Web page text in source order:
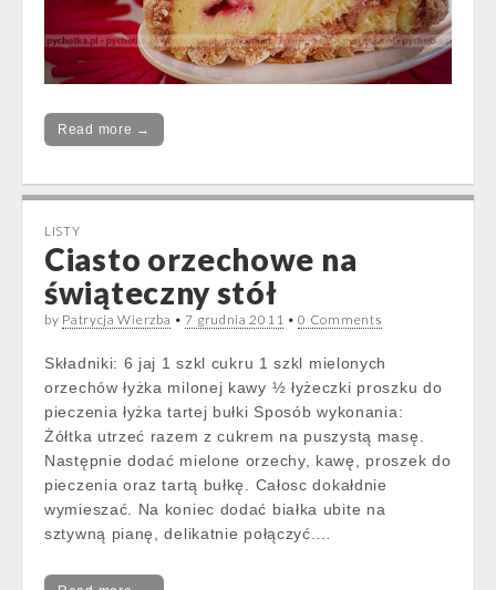
Read more →
LISTY
Ciasto orzechowe na
świąteczny stół
by Patrycja Wierzba •7 grudnia 2011 •0 Comments
Składniki: 6 jaj 1 szkl cukru 1 szkl mielonych
orzechów łyżka milonej kawy ½ łyżeczki proszku do
pieczenia łyżka tartej bułki Sposób wykonania:
Żółtka utrzeć razem z cukrem na puszystą masę.
Następnie dodać mielone orzechy, kawę, proszek do
pieczenia oraz tartą bułkę. Całosc dokałdnie
wymieszać. Na koniec dodać białka ubite na
sztywną pianę, delikatnie połączyć.…